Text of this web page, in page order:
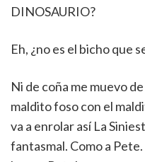
DINOSAURIO?
Eh, ¿no es el bicho que
Ni de coña me muevo
maldito foso con el
va a enrolar así La
fantasmal. Como a